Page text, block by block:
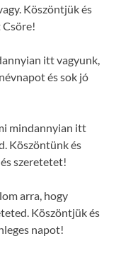
Köszöntjük és
Csöre!
itt vagyunk,
és sok jó
mindannyian itt
Köszöntünk és
szeretetet!
arra, hogy
Köszöntjük és
napot!